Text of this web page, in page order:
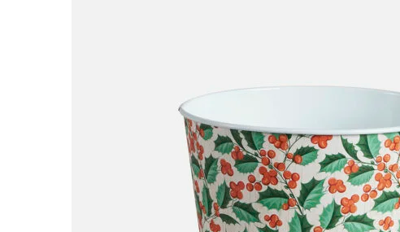
COMPLEMENTOS
Iluminación
Alfombras
Braseros
Pizarras
Arenas
NAVIDAD